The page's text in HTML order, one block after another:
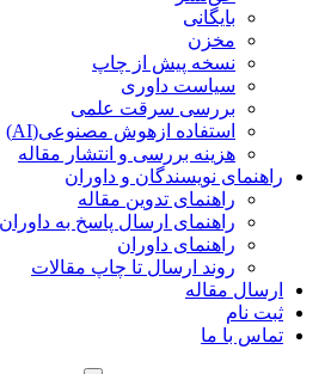
بایگانی
مخزن
نسخه پیش از چاپ
سیاست داوری
بررسی سرقت علمی
استفاده ازهوش مصنوعی(AI)
هزینه بررسی و انتشار مقاله
راهنمای نویسندگان و داوران
راهنمای تدوین مقاله
راهنمای ارسال پاسخ به داوران
راهنمای داوران
روند ارسال تا چاپ مقالات
ارسال مقاله
ثبت نام
تماس با ما